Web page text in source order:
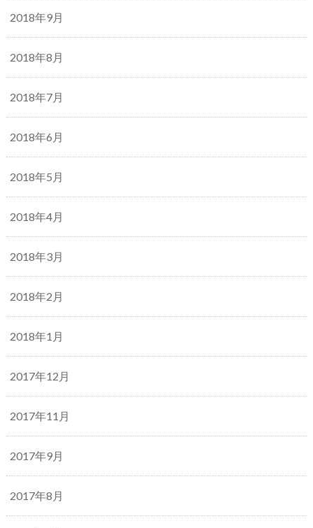
2018年9月
2018年8月
2018年7月
2018年6月
2018年5月
2018年4月
2018年3月
2018年2月
2018年1月
2017年12月
2017年11月
2017年9月
2017年8月